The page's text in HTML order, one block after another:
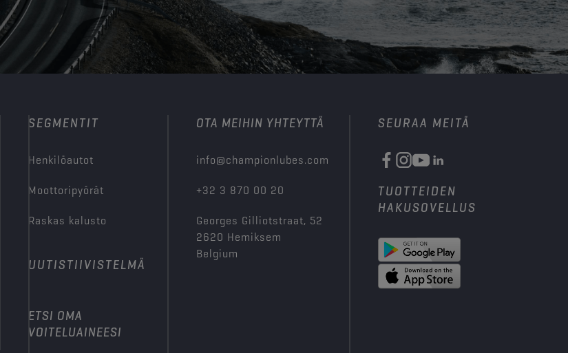
SEGMENTIT
Henkilöautot
Moottoripyörät
Raskas kalusto
UUTISTIIVISTELMÄ
ETSI OMA
VOITELUAINEESI
OTA MEIHIN YHTEYTTÄ
info@championlubes.com
+32 3 870 00 20
Georges Gilliotstraat, 52
2620 Hemiksem
Belgium
SEURAA MEITÄ
TUOTTEIDEN
HAKUSOVELLUS